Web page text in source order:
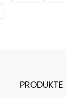
PRODUKTE